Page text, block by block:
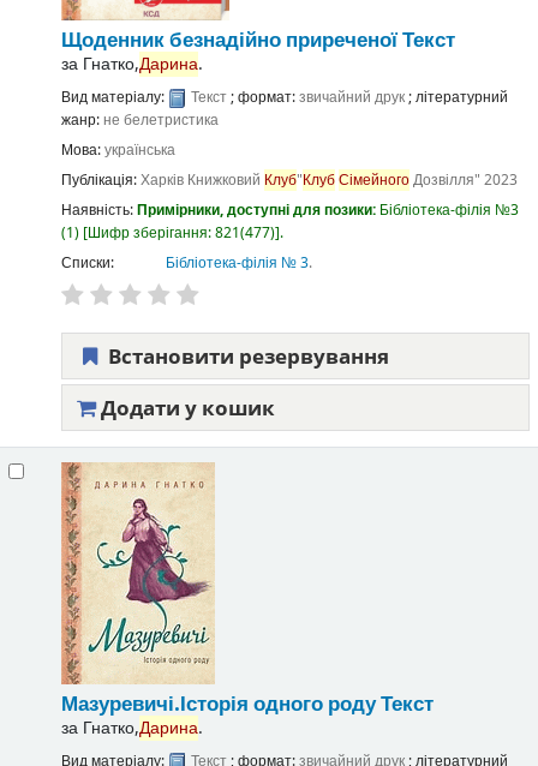
Щоденник безнадійно приреченоїТекст
за Гнатко,Дарина.
Вид матеріалу: Текст; формат:звичайний друк; літературний
жанр:не белетристика
Мова:українська
Публікація:Харків Книжковий Клуб"КлубСімейногоДозвілля" 2023
Наявність:Примірники, доступні для позики: Бібліотека-філія №3
(1) Шифр зберігання:821(477) .
Списки:
Бібліотека-філія № 3.
Встановити резервування
Додати у кошик
Мазуревичі.Історія одного родуТекст
за Гнатко,Дарина.
Вид матеріалу: Текст; формат:звичайний друк; літературний